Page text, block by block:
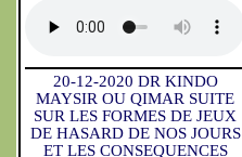
20-12-2020 DR KINDO
MAYSIR OU QIMAR SUITE
SUR LES FORMES DE JEUX
DE HASARD DE NOS JOURS
ET LES CONSEQUENCES